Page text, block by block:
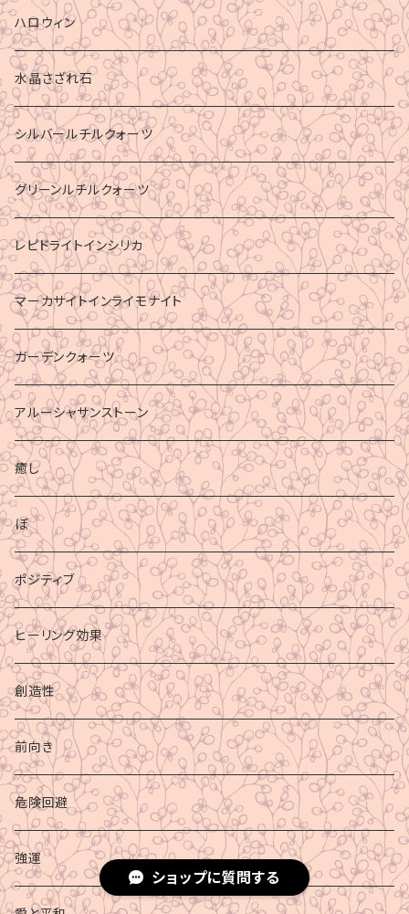
ハロウィン
水晶さざれ石
シルバールチルクォーツ
グリーンルチルクォーツ
レピドライトインシリカ
マーカサイトインライモナイト
ガーデンクォーツ
アルーシャサンストーン
癒し
ぼ
ポジティブ
ヒーリング効果
創造性
前向き
危険回避
強運
ショップに質問する